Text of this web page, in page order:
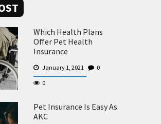
Which Health Plans
Offer Pet Health
Insurance
January 1, 2021
0
0
Pet Insurance Is Easy As
AKC